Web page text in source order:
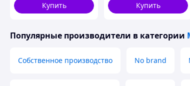
Купить
Купить
Популярные производители в категории
Собственное производство No brand